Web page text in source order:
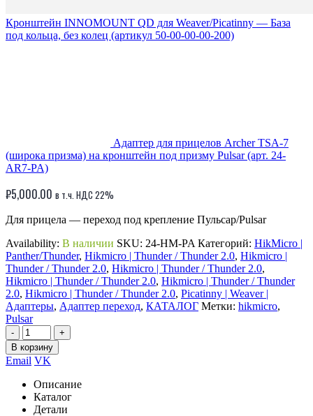
Кронштейн INNOMOUNT QD для Weaver/Picatinny — База
под кольца, без колец (артикул 50-00-00-00-200)
Адаптер для прицелов Archer TSA-7
(широка призма) на кронштейн под призму Pulsar (арт. 24-
AR7-PA)
₽5,000.00 в т.ч. НДС 22%
Для прицела — переход под крепление Пульсар/Pulsar
Availability: В наличии SKU: 24-HM-PA Категорий: HikMicro |
Panther/Thunder, Hikmicro | Thunder / Thunder 2.0, Hikmicro |
Thunder / Thunder 2.0, Hikmicro | Thunder / Thunder 2.0,
Hikmicro | Thunder / Thunder 2.0, Hikmicro | Thunder / Thunder
2.0, Hikmicro | Thunder / Thunder 2.0, Picatinny | Weaver |
Адаптеры, Адаптер переход, КАТАЛОГ Метки: hikmicro,
Pulsar
-
+
В корзину
Email VK
Описание
Каталог
Детали